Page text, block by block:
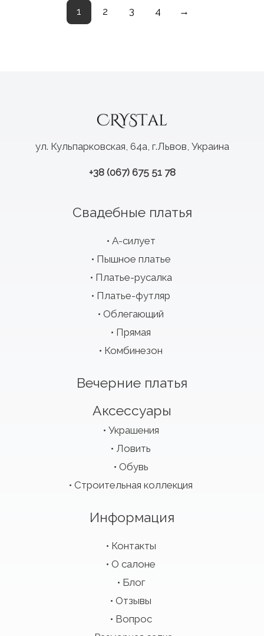
1 2 3 4 →
ул. Кульпарковская, 64а, г.Львов, Украина
+38 (067) 675 51 78
Свадебные платья
А-силует
Пышное платье
Платье-русалка
Платье-футляр
Облегающий
Прямая
Комбинезон
Вечерние платья
Аксессуары
Украшения
Ловить
Обувь
Строительная коллекция
Информация
Контакты
О салоне
Блог
Отзывы
Вопрос